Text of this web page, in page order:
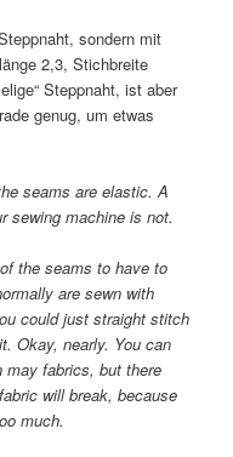
sondern mit
2,3, Stichbreite
Steppnaht, ist aber
genug, um etwas
seams are elastic. A
sewing machine is not.
the seams to have to
are sewn with
could just straight stitch
Okay, nearly. You can
may fabrics, but there
will break, because
much.